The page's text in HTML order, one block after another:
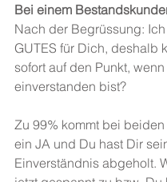
Bei einem
Nach der Begrüssung:
GUTES für Dich, deshalb
sofort auf den Punkt,
einverstanden bist?
Zu 99% kommt bei
ein JA und Du hast Dir
Einverständnis abgeholt.